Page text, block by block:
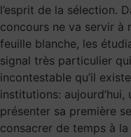
l’esprit de la sélection.
concours ne va servir à
feuille blanche, les
signal très particulier
incontestable qu’il
institutions:
présenter sa première
consacrer de temps à la